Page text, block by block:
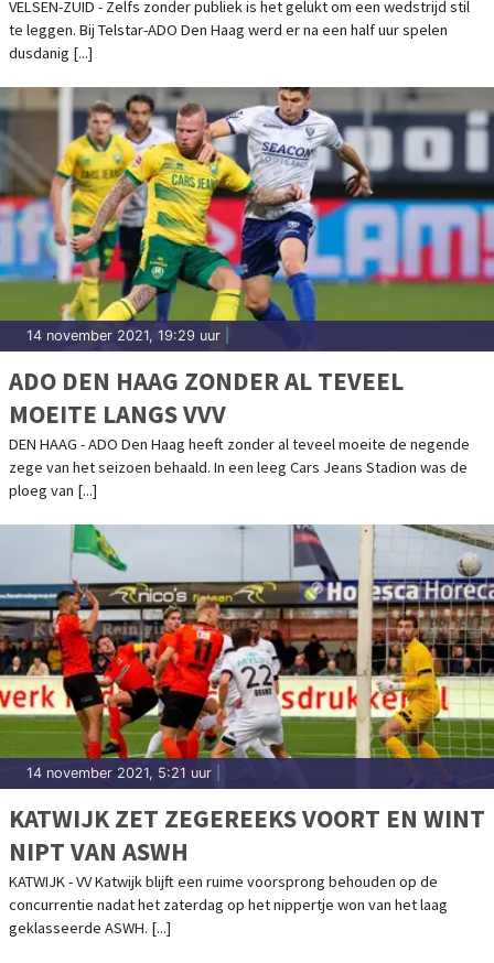
VELSEN-ZUID - Zelfs zonder publiek is het gelukt om een wedstrijd stil
te leggen. Bij Telstar-ADO Den Haag werd er na een half uur spelen
dusdanig [...]
14 november 2021, 19:29 uur
ADO DEN HAAG ZONDER AL TEVEEL
MOEITE LANGS VVV
DEN HAAG - ADO Den Haag heeft zonder al teveel moeite de negende
zege van het seizoen behaald. In een leeg Cars Jeans Stadion was de
ploeg van [...]
14 november 2021, 5:21 uur
KATWIJK ZET ZEGEREEKS VOORT EN WINT
NIPT VAN ASWH
KATWIJK - VV Katwijk blijft een ruime voorsprong behouden op de
concurrentie nadat het zaterdag op het nippertje won van het laag
geklasseerde ASWH. [...]